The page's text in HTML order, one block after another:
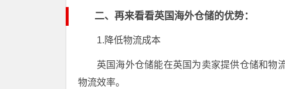
二、再来看看英国海外仓储的优势：
1.降低物流成本
英国海外仓储能在英国为卖家提供仓储和物
物流效率。